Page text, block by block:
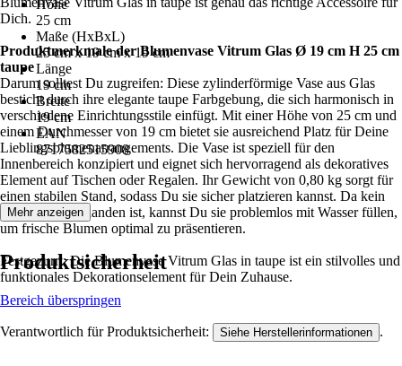
Höhe
25 cm
Maße (HxBxL)
25 cm x 19 cm x 19 cm
Länge
19 cm
Breite
19 cm
EAN
8717582515908
Dich.
Produktmerkmale der Blumenvase Vitrum Glas Ø 19 cm H 25 cm
taupe
Darum solltest Du zugreifen: Diese zylinderförmige Vase aus Glas
besticht durch ihre elegante taupe Farbgebung, die sich harmonisch in
verschiedene Einrichtungsstile einfügt. Mit einer Höhe von 25 cm und
einem Durchmesser von 19 cm bietet sie ausreichend Platz für Deine
Lieblingsblumenarrangements. Die Vase ist speziell für den
Innenbereich konzipiert und eignet sich hervorragend als dekoratives
Element auf Tischen oder Regalen. Ihr Gewicht von 0,80 kg sorgt für
einen stabilen Stand, sodass Du sie sicher platzieren kannst. Da kein
Bodenloch vorhanden ist, kannst Du sie problemlos mit Wasser füllen,
um frische Blumen optimal zu präsentieren.
Festgezurrt: Die Blumenvase Vitrum Glas in taupe ist ein stilvolles und
funktionales Dekorationselement für Dein Zuhause.
Mehr anzeigen
Produktsicherheit
Bereich überspringen
Verantwortlich für Produktsicherheit: Siehe Herstellerinformationen .